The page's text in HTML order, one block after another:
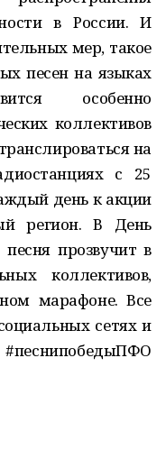
в России. И
мер, такое
песен на языках
особенно
коллективов
на
с 25
день к акции
регион. В День
прозвучит в
коллективов,
марафоне. Все
сетях и